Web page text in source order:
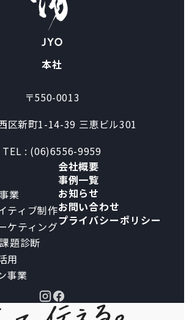
本社
〒550-0013
区新町1-14-39 三恵ビル301
TEL : (06)6556-9959
業
ティブ制作
ケティング
題診断
用
事業
会社概要
事例一覧
お知らせ
お問い合わせ
プライバシーポリシー